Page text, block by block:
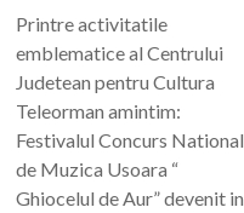
Printre activitatile
emblematice al Centrului
Judetean pentru Cultura
Teleorman amintim:
Festivalul Concurs National
de Muzica Usoara “
Ghiocelul de Aur” devenit in